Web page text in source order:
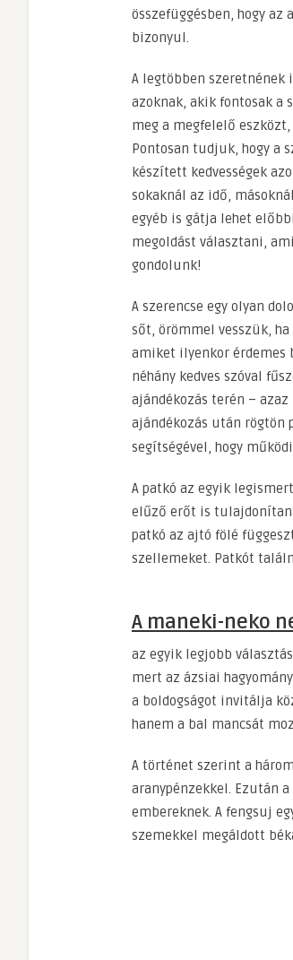
összefüggésben, hogy
bizonyul.
A legtöbben szeretnének
azoknak, akik fontosak a
meg a megfelelő eszközt,
Pontosan tudjuk, hogy a
készített kedvességek
sokaknál az idő,
egyéb is gátja lehet
megoldást választani,
gondolunk!
A szerencse egy olyan
sőt, örömmel vesszük, ha
amiket ilyenkor érdemes
néhány kedves szóval
ajándékozás terén –
ajándékozás után rögtön
segítségével, hogy
A patkó az egyik
elűző erőt is
patkó az ajtó fölé
szellemeket. Patkót
A maneki-neko
az egyik legjobb
mert az ázsiai
a boldogságot invitálja
hanem a bal mancsát
A történet szerint a
aranypénzekkel. Ezután
embereknek. A fengsuj
szemekkel megáldott